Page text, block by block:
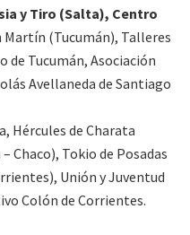
y Tiro (Salta), Centro
Martín (Tucumán), Talleres
de Tucumán, Asociación
Avellaneda de Santiago
Hércules de Charata
Chaco), Tokio de Posadas
Unión y Juventud
Colón de Corrientes.